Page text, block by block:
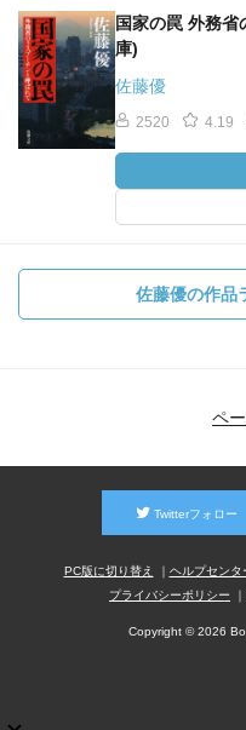
国家の罠 外務
庫)
佐藤優
2520 4.19
佐藤優の作品
ペ
Twitterフォロー
PC版に切り替え ヘルプセンタ
プライバシーポリシー
Copyright © 2026